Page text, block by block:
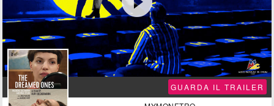
GUARDA IL TRAILER